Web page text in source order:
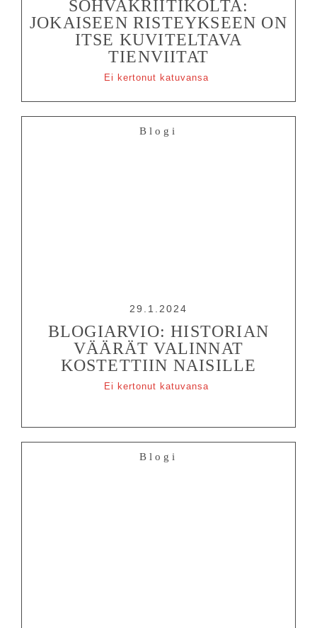
SOHVAKRIITIKOLTA:
JOKAISEEN RISTEYKSEEN ON
ITSE KUVITELTAVA
TIENVIITAT
Ei kertonut katuvansa
Blogi
29.1.2024
BLOGIARVIO: HISTORIAN
VÄÄRÄT VALINNAT
KOSTETTIIN NAISILLE
Ei kertonut katuvansa
Blogi